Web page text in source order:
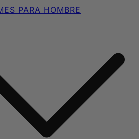
PARA HOMBRE